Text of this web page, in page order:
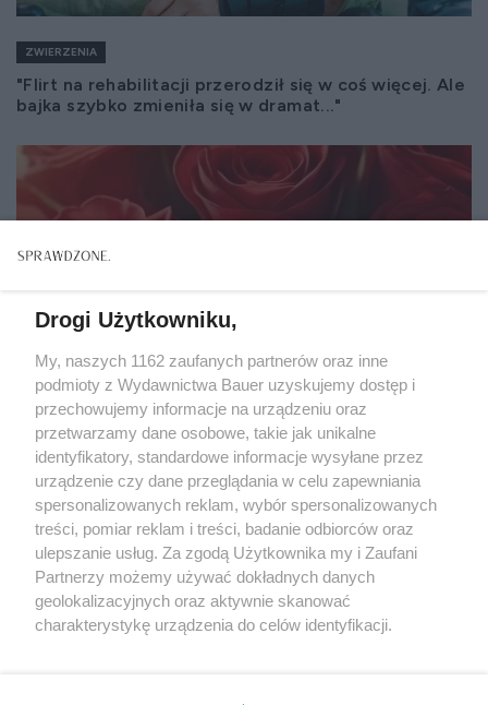
ZWIERZENIA
"Flirt na rehabilitacji przerodził się w coś więcej. Ale
bajka szybko zmieniła się w dramat..."
ZWIERZENIA
"Nigdy nie zapomniałam siedmiu czerwonych róż
od Jurka. Byłam już wdową, gdy znowu je od niego
dostałam..."
Drogi Użytkowniku,
My, naszych 1162 zaufanych partnerów oraz inne
podmioty z Wydawnictwa Bauer uzyskujemy dostęp i
przechowujemy informacje na urządzeniu oraz
przetwarzamy dane osobowe, takie jak unikalne
identyfikatory, standardowe informacje wysyłane przez
urządzenie czy dane przeglądania w celu zapewniania
spersonalizowanych reklam, wybór spersonalizowanych
treści, pomiar reklam i treści, badanie odbiorców oraz
ulepszanie usług. Za zgodą Użytkownika my i Zaufani
Partnerzy możemy używać dokładnych danych
geolokalizacyjnych oraz aktywnie skanować
charakterystykę urządzenia do celów identyfikacji.